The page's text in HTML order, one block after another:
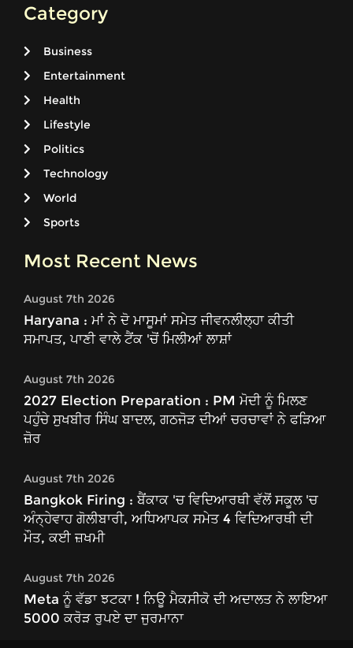
Category
Business
Entertainment
Health
Lifestyle
Politics
Technology
World
Sports
Most Recent News
August 7th 2026
Haryana : ਮਾਂ ਨੇ ਦੋ ਮਾਸੂਮਾਂ ਸਮੇਤ ਜੀਵਨਲੀਲ੍ਹਾ ਕੀਤੀ
ਸਮਾਪਤ, ਪਾਣੀ ਵਾਲੇ ਟੈਂਕ 'ਚੋਂ ਮਿਲੀਆਂ ਲਾਸ਼ਾਂ
August 7th 2026
2027 Election Preparation : PM ਮੋਦੀ ਨੂੰ ਮਿਲਣ
ਪਹੁੰਚੇ ਸੁਖਬੀਰ ਸਿੰਘ ਬਾਦਲ, ਗਠਜੋੜ ਦੀਆਂ ਚਰਚਾਵਾਂ ਨੇ ਫੜਿਆ
ਜ਼ੋਰ
August 7th 2026
Bangkok Firing : ਬੈਂਕਾਕ 'ਚ ਵਿਦਿਆਰਥੀ ਵੱਲੋਂ ਸਕੂਲ 'ਚ
ਅੰਨ੍ਹੇਵਾਹ ਗੋਲੀਬਾਰੀ, ਅਧਿਆਪਕ ਸਮੇਤ 4 ਵਿਦਿਆਰਥੀ ਦੀ
ਮੌਤ, ਕਈ ਜ਼ਖਮੀ
August 7th 2026
Meta ਨੂੰ ਵੱਡਾ ਝਟਕਾ ! ਨਿਊ ਮੈਕਸੀਕੋ ਦੀ ਅਦਾਲਤ ਨੇ ਲਾਇਆ
5000 ਕਰੋੜ ਰੁਪਏ ਦਾ ਜੁਰਮਾਨਾ